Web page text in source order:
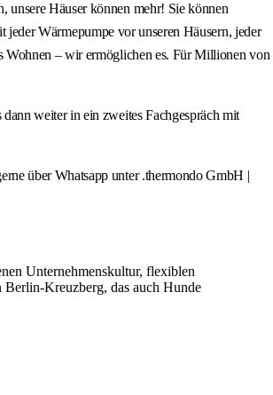
unsere Häuser können mehr! Sie können
Wärmepumpe vor unseren Häusern, jeder
Wohnen – wir ermöglichen es. Für Millionen von
weiter in ein zweites Fachgespräch mit
über Whatsapp unter .thermondo GmbH |
Unternehmenskultur, flexiblen
Kreuzberg, das auch Hunde